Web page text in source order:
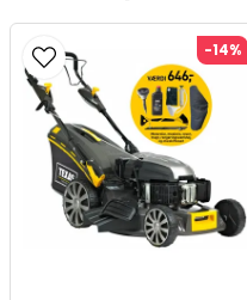
-14%